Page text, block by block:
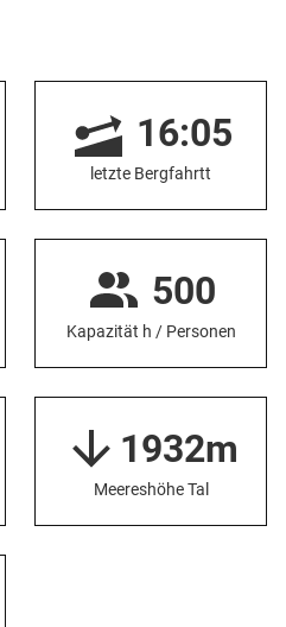
16:05
letzte Bergfahrtt
500
Kapazität h / Personen
1932m
Meereshöhe Tal